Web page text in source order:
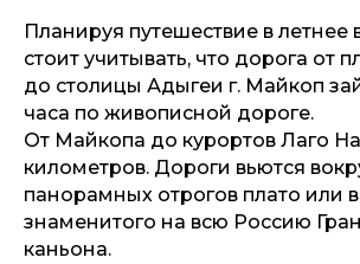
Планируя путешествие в летнее
стоит учитывать, что дорога от
до столицы Адыгеи г. Майкоп
часа по живописной дороге.
От Майкопа до курортов Лаго
километров. Дороги вьются
панорамных отрогов плато или
знаменитого на всю Россию
каньона.